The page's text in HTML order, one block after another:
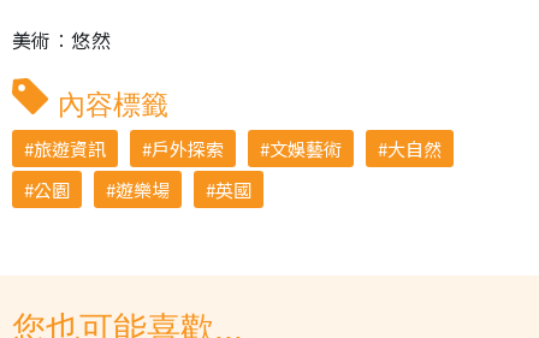
美術︰悠然
內容標籤
旅遊資訊 戶外探索 文娛藝術
大自然
公園
遊樂場 英國
您也可能喜歡...